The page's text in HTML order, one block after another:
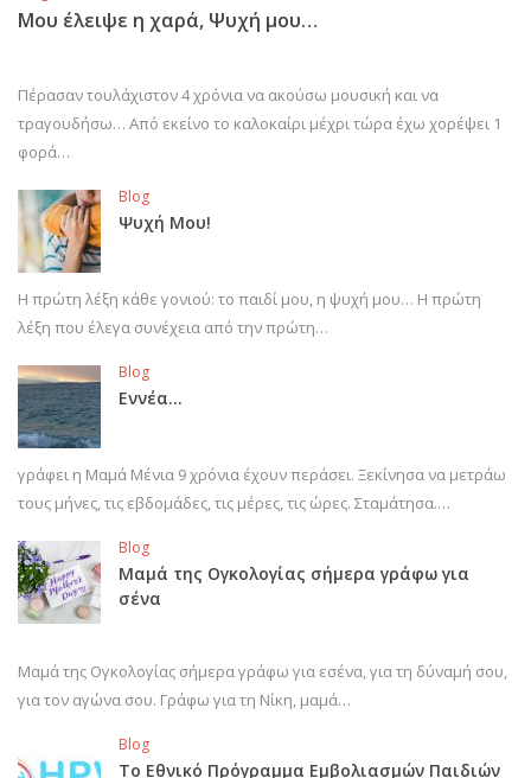
Μου έλειψε η χαρά, Ψυχή μου…
Πέρασαν τουλάχιστον 4 χρόνια να ακούσω μουσική και να
τραγουδήσω… Από εκείνο το καλοκαίρι μέχρι τώρα έχω χορέψει 1
φορά…
Blog
Ψυχή Μου!
Η πρώτη λέξη κάθε γονιού: το παιδί μου, η ψυχή μου… Η πρώτη
λέξη που έλεγα συνέχεια από την πρώτη…
Blog
Εννέα…
γράφει η Μαμά Μένια 9 χρόνια έχουν περάσει. Ξεκίνησα να μετράω
τους μήνες, τις εβδομάδες, τις μέρες, τις ώρες. Σταμάτησα.…
Blog
Μαμά της Ογκολογίας σήμερα γράφω για
σένα
Μαμά της Ογκολογίας σήμερα γράφω για εσένα, για τη δύναμή σου,
για τον αγώνα σου. Γράφω για τη Νίκη, μαμά…
Blog
Το Εθνικό Πρόγραμμα Εμβολιασμών Παιδιών